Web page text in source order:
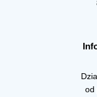
od